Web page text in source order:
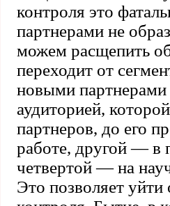
контроля это
партнерами не
можем расщепить
переходит от
новыми партнерами
аудиторией,
партнеров, до его
работе, другой — в
четвертой — на
Это позволяет